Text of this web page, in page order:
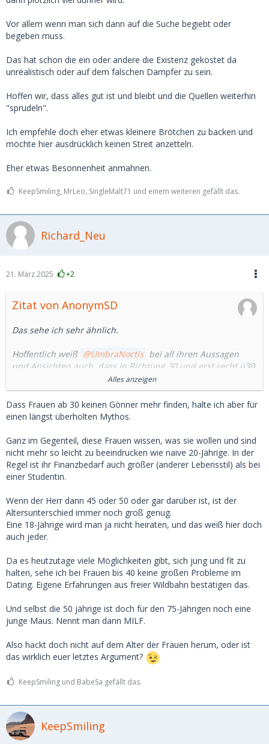
Vor allem wenn man sich dann auf die Suche begiebt oder
begeben muss.
Das hat schon die ein oder andere die Existenz gekostet da
unrealistisch oder auf dem falschen Dampfer zu sein.
Hoffen wir, dass alles gut ist und bleibt und die Quellen weiterhin
"sprudeln".
Ich empfehle doch eher etwas kleinere Brötchen zu backen und
möchte hier ausdrücklich keinen Streit anzetteln.
Eher etwas Besonnenheit anmahnen.
KeepSmiling, MrLeo, SingleMalt71 und einem weiteren gefällt das.
Richard_Neu
21. März 2025 +2
Zitat von AnonymSD
Das sehe ich sehr ähnlich.
Hoffentlich weiß UmbraNoctis bei all ihren Aussagen
und Ansichten auch, dass in Richtung 30 und erst recht ü30
das Eis dann plötzlich viel dünner wird.
Vor allem wenn man sich dann auf die Suche begiebt oder
begeben muss.
Das hat schon die ein oder andere die Existenz gekostet da
unrealistisch oder auf dem falschen Dampfer zu sein.
Hoffen wir, dass alles gut ist und bleibt und die Quellen
Ich empfehle doch eher etwas kleinere Brötchen zu backen
und möchte hier ausdrücklich keinen Streit anzetteln.
Eher etwas Besonnenheit anmahnen.
Alles anzeigen
Dass Frauen ab 30 keinen Gönner mehr finden, halte ich aber für
einen längst überholten Mythos.
Ganz im Gegenteil, diese Frauen wissen, was sie wollen und sind
nicht mehr so leicht zu beeindrucken wie naive 20-Jährige. In der
Regel ist ihr Finanzbedarf auch größer (anderer Lebensstil) als bei
einer Studentin.
Wenn der Herr dann 45 oder 50 oder gar darüber ist, ist der
Altersunterschied immer noch groß genug.
Eine 18-Jährige wird man ja nicht heiraten, und das weiß hier doch
auch jeder.
Da es heutzutage viele Möglichkeiten gibt, sich jung und fit zu
halten, sehe ich bei Frauen bis 40 keine großen Probleme im
Dating. Eigene Erfahrungen aus freier Wildbahn bestätigen das.
Und selbst die 50 jährige ist doch für den 75-Jährigen noch eine
junge Maus. Nennt man dann MILF.
Also hackt doch nicht auf dem Alter der Frauen herum, oder ist
das wirklich euer letztes Argument?
KeepSmiling und BabeSa gefällt das.
KeepSmiling